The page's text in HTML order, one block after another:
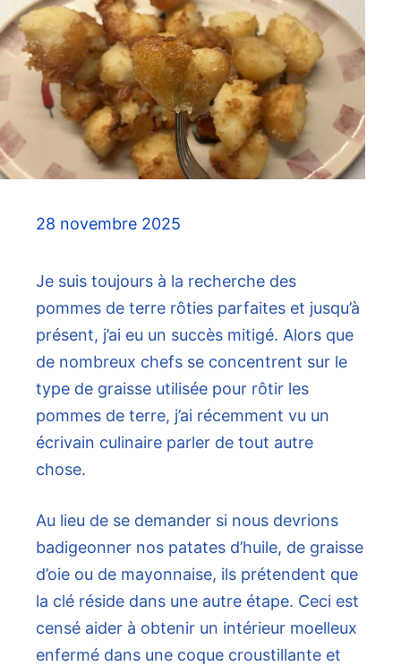
28 novembre 2025
Je suis toujours à la recherche des
pommes de terre rôties parfaites et jusqu’à
présent, j’ai eu un succès mitigé. Alors que
de nombreux chefs se concentrent sur le
type de graisse utilisée pour rôtir les
pommes de terre, j’ai récemment vu un
écrivain culinaire parler de tout autre
chose.
Au lieu de se demander si nous devrions
badigeonner nos patates d’huile, de graisse
d’oie ou de mayonnaise, ils prétendent que
la clé réside dans une autre étape. Ceci est
censé aider à obtenir un intérieur moelleux
enfermé dans une coque croustillante et